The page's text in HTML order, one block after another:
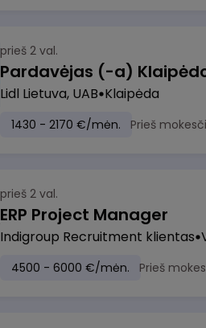
prieš 2 val.
Pardavėjas (-a)
Lidl Lietuva, UAB Klaipėda
1430 - 2170 €/mėn. Prieš
prieš 2 val.
ERP Project Manager
Indigroup Recruitment klientas
4500 - 6000 €/mėn. Prieš